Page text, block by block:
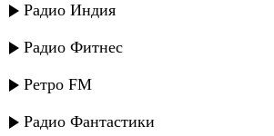
Радио Индия
Радио Фитнес
Ретро FM
Радио Фантастики
Руслан Магомедов -
Руслан Магомедов - Сердце